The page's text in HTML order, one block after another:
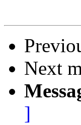
Next
]